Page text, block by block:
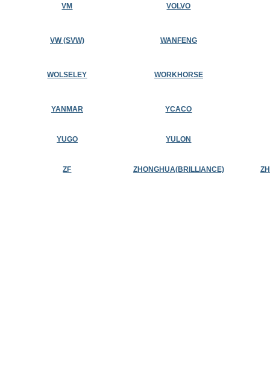
VM VOLVO
VW (SVW) WANFENG
WOLSELEY WORKHORSE
YANMAR YCACO
YUGO YULON
ZF ZHONGHUA(BRILLIANCE)